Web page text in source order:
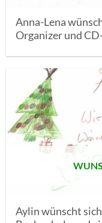
Anna-Lena
Organizer und
Aylin wünscht